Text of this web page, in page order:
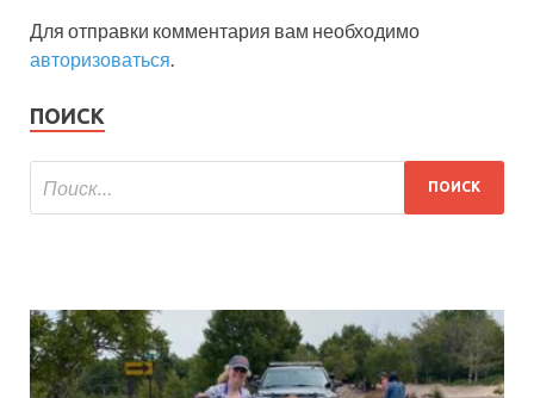
Для отправки комментария вам необходимо
авторизоваться.
ПОИСК